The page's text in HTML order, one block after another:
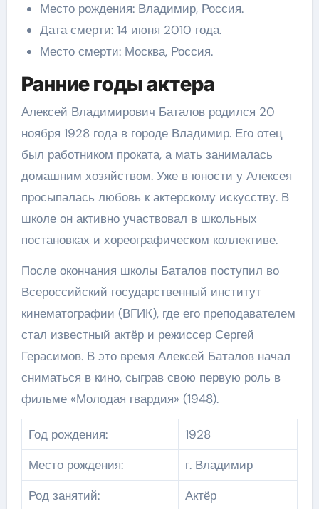
Место рождения: Владимир, Россия.
Дата смерти: 14 июня 2010 года.
Место смерти: Москва, Россия.
Ранние годы актера
Алексей Владимирович Баталов родился 20
ноября 1928 года в городе Владимир. Его отец
был работником проката, а мать занималась
домашним хозяйством. Уже в юности у Алексея
просыпалась любовь к актерскому искусству. В
школе он активно участвовал в школьных
постановках и хореографическом коллективе.
После окончания школы Баталов поступил во
Всероссийский государственный институт
кинематографии (ВГИК), где его преподавателем
стал известный актёр и режиссер Сергей
Герасимов. В это время Алексей Баталов начал
сниматься в кино, сыграв свою первую роль в
фильме «Молодая гвардия» (1948).
Год рождения:
1928
Место рождения:
г. Владимир
Род занятий:
Актёр